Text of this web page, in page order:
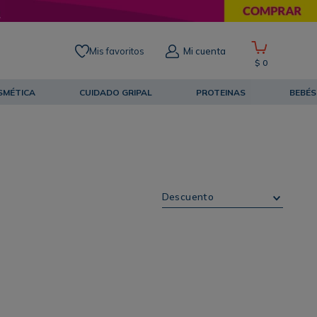
Mis favoritos Mi cuenta
$ 0
CUIDADO GRIPAL PROTEINAS BEBÉS
Descuento